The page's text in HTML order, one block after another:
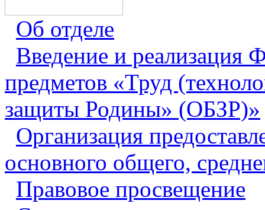
Об отделе
Введение и
предметов «Труд
защиты Родины» (ОБЗР)»
Организация
основного общего,
Правовое просвещение